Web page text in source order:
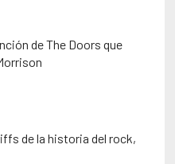
de The Doors que
de la historia del rock,